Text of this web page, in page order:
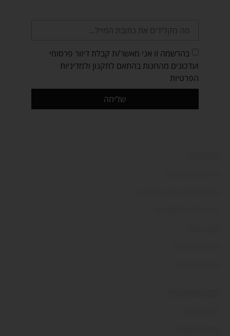
בהרשמה זו אני מאשר/ת קבלת דיוור פרסומי
ועדכונים מהחנות בהתאם לתקנון ולמדיניות
הפרטיות
שליחה